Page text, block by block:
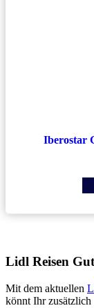
Iberostar
Lidl Reisen
Mit dem aktuellen
könnt Ihr zusätzlich